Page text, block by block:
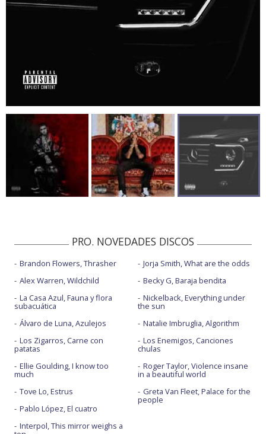
PRO. NOVEDADES DISCOS
Brandon Flowers, Thrasher
Alex Warren, Wildchild
La Casa Azul, Fauna y flora
subacuática
Álvaro de Luna, Azulejos
Los Zigarros, Carne con
patatas
Ellie Goulding, I know too
much
Tove Lo, Estrus
Pablo López, El cuatro
Interpol, This mirror weighs a
Jorja Smith, What are the odds
Becky G, Baraja bendita
Nickelback, Everything under
the sun
Natalie Imbruglia, Algorithm
Los Enemigos, Canciones
chulas
Roger Taylor, Violence insane
in a beautiful world
Greta Van Fleet, Palace for the
people